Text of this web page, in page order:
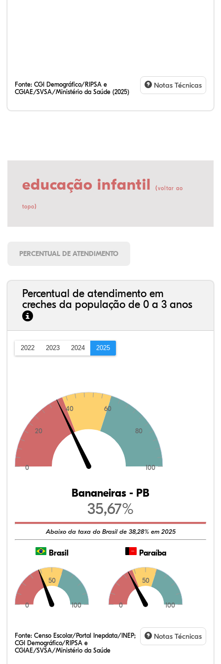
Fonte: CGI Demográfico/RIPSA e
CGIAE/SVSA/Ministério da Saúde (2025)
Notas Técnicas
educação infantil (voltar ao
topo)
PERCENTUAL DE ATENDIMENTO
Percentual de atendimento em
creches da população de 0 a 3 anos
2022 2023 2024 2025
0
20
40 60
80
100
Bananeiras - PB
35,67%
Abaixo da taxa do Brasil de 38,28% em 2025
Brasil
0
50
100
Paraíba
0
50
100
Fonte: Censo Escolar/Portal Inepdata/INEP;
CGI Demográfico/RIPSA e
CGIAE/SVSA/Ministério da Saúde
Notas Técnicas